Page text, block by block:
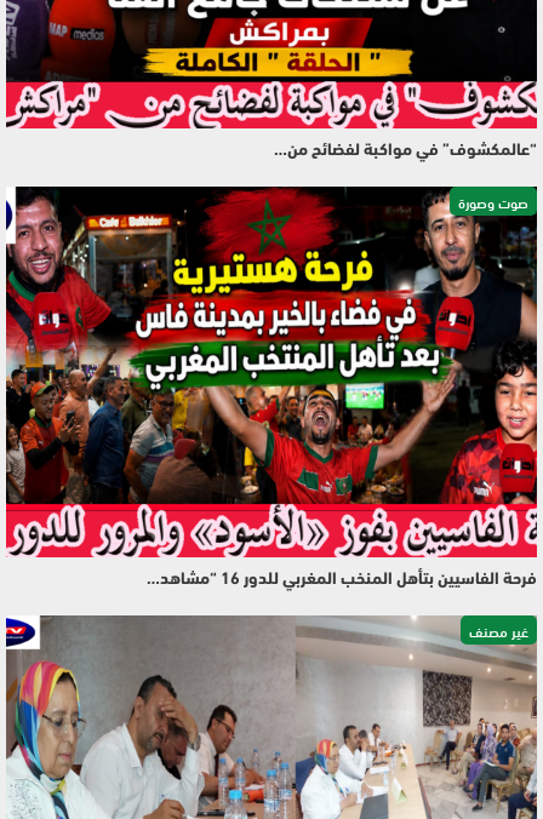
“عالمكشوف” في مواكبة لفضائح من…
صوت وصورة
فرحة الفاسيين بتأهل المنخب المغربي للدور 16 “مشاهد…
غير مصنف